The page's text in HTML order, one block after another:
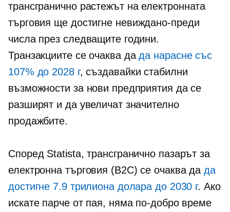
трансграничнорастежът на електронната
търговия ще достигне невиждано-преди
числа през следващите години.
Транзакциите се очаква дада нарасне със
107% до 2028 г, създавайки стабилни
възможности за нови предприятия да се
разширят и да увеличат значително
продажбите.
Според Statista,трансгранично пазарът за
електронна търговия (B2C) се очаква дада
достигне 7.9 трилиона долара до 2030 г. Ако
искате парче от пая, няма по-добро време